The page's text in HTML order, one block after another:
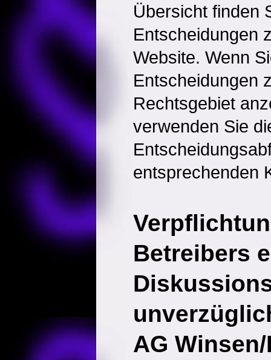
Übersicht finden
Entscheidungen
Website. Wenn
Entscheidungen
Rechtsgebiet
verwenden Sie
entsprechenden
Betreibers
AG